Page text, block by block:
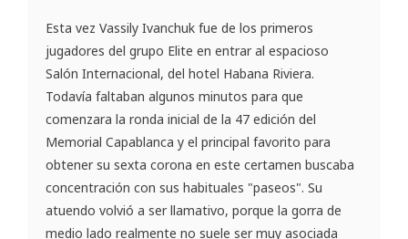
Esta vez Vassily Ivanchuk fue de los primeros
jugadores del grupo Elite en entrar al espacioso
Salón Internacional, del hotel Habana Riviera.
Todavía faltaban algunos minutos para que
comenzara la ronda inicial de la 47 edición del
Memorial Capablanca y el principal favorito para
obtener su sexta corona en este certamen buscaba
concentración con sus habituales "paseos". Su
atuendo volvió a ser llamativo, porque la gorra de
medio lado realmente no suele ser muy asociada